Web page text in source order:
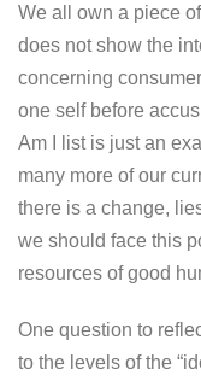
We all own a piece
does not show the
concerning
one self before
Am I list is just an
many more of our
there is a change,
we should face this
resources of good
One question to
to the levels of the